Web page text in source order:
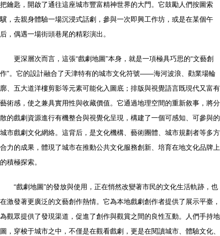
把鑰匙，開啟了通往這座城市豐富精神世界的大門。它鼓勵人們按圖索
驥，去親身體驗一場沉浸式話劇，參與一次即興工作坊，或是在某個午
后，偶遇一場街頭巷尾的精彩演出。
更深層次而言，這張“戲劇地圖”本身，就是一項極具巧思的“文藝創
作”。它的設計融合了天津特有的城市文化符號——海河波浪、勸業場輪
廓、五大道洋樓剪影等元素可能化入圖底；排版與視覺語言既現代又富有
藝術感，使之兼具實用性與收藏價值。它通過地理空間的重新敘事，將分
散的戲劇資源進行有機整合與視覺化呈現，構建了一個可感知、可參與的
城市戲劇文化網絡。這背后，是文化機構、藝術團體、城市規劃者等多方
合力的成果，體現了城市在推動公共文化服務創新、培育在地文化品牌上
的積極探索。
“戲劇地圖”的發放與使用，正在悄然改變著市民的文化生活軌跡，也
在激發著更廣泛的文藝創作熱情。它為本地戲劇創作者提供了展示平臺，
為觀眾提供了發現渠道，促進了創作與觀賞之間的良性互動。人們手持地
圖，穿梭于城市之中，不僅是在觀看戲劇，更是在閱讀城市、體驗文化、